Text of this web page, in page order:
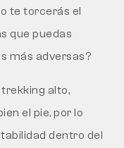
te torcerás el
que puedas
más adversas?
trekking alto,
el pie, por lo
dentro del